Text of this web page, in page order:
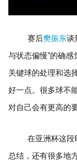
赛后樊振东谈
与状态偏慢”的确感
关键球的处理和选
好一点。很多球不
对自己会有更高的
在亚洲杯这段
总结，还有很多地